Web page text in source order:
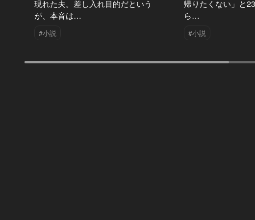
現れた夫。差し入れ目的だという
が、本音は…
#小説
帰りたくない」と
ら…
#小説